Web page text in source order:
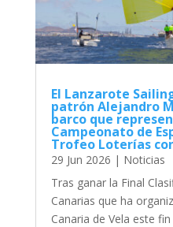
El Lanzarote
patrón Alejandro
barco que
Campeonato de
Trofeo Loterías
29 Jun 2026 | Noticias
Tras ganar la Final
Canarias que ha
Canaria de Vela este